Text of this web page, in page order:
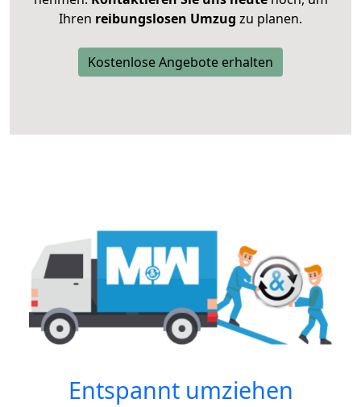
Ihren reibungslosen Umzug zu planen.
Kostenlose Angebote erhalten
Entspannt umziehen